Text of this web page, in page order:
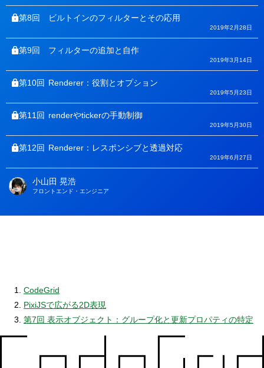
第8回 ビルトインのフィルターとその応用
2019年2月28日
第9回 フィルターの追加と自作
2019年3月14日
第10回 Renderer：役割とオプション
2019年5月23日
第11回 renderやtickerの手動制御
2019年5月30日
第12回 Renderer：レスポンシブと透過対応
2019年6月27日
著
小山田 晃浩
フロントエンド・エンジニア
CodeGrid
PixiJSで広がる2D表現
第7回 表示オブジェクト：グループ化と更新プロパティの特定